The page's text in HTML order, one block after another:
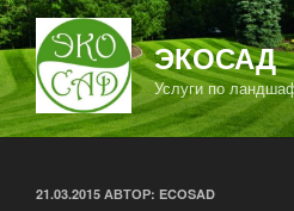
Перейти
к
содержимому
ЭКОСАД
Услуги по
ОПУБЛИКОВАНО
21.03.2015 АВТОР: ECOSAD